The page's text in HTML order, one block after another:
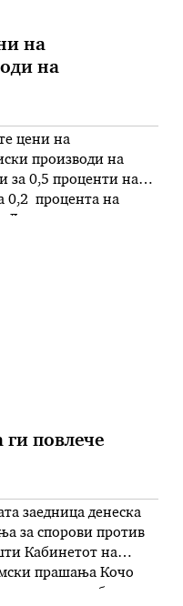
на
на
цени на
производи на
за 0,5 проценти на
0,2 процента на
ги повлече
заедница денеска
за спорови против
Кабинетот на
прашања Кочо